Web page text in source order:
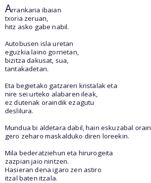
Arrankaria ibaian
txoria zeruan,
hitz asko gabe nabil.
Autobusen isla uretan
eguzkia laino gorrietan,
bizitza dakusat, sua,
tantakadetan.
Eta begietako gatzaren kristalak eta
nire sei urteko alabaren ileak,
ez dutenak oraindik ezagutu
deslilura.
Mundua bi aldetara dabil, hain eskuzabal orain
gero zeharo maskalduko diren loreekin.
Mila bederatziehun eta hirurogeita
zazpian jaio nintzen.
Hasieran dena igaro zen astiro
itzal baten itzala.